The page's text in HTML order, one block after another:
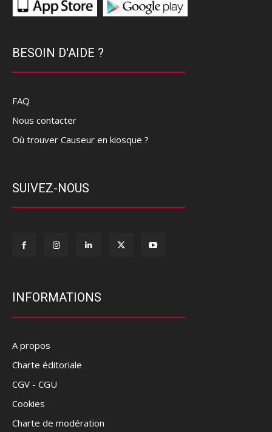
BESOIN D'AIDE ?
FAQ
Nous contacter
Où trouver Causeur en kiosque ?
SUIVEZ-NOUS
INFORMATIONS
A propos
Charte éditoriale
CGV - CGU
Cookies
Charte de modération